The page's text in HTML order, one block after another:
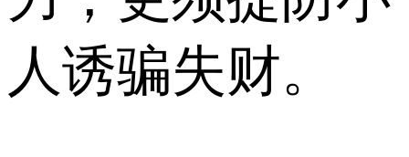
人诱骗失财。